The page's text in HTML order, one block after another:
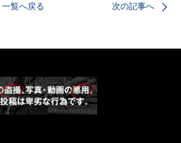
一覧へ戻る 次の記事へ